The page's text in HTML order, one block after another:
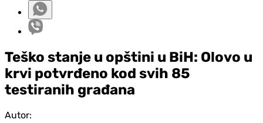
Teško stanje u opštini u BiH: Olovo u
krvi potvrđeno kod svih 85
testiranih građana
Autor: